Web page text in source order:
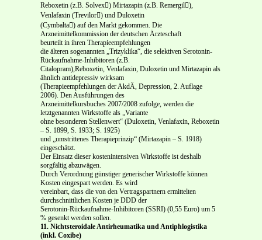
Reboxetin (z.B. Solvex) Mirtazapin (z.B. Remergil),
Venlafaxin (Trevilor) und Duloxetin
(Cymbalta) auf den Markt gekommen. Die
Arzneimittelkommission der deutschen Ärzteschaft
beurteilt in ihren Therapieempfehlungen
die älteren sogenannten „Trizyklika“, die selektiven Serotonin-
Rückaufnahme-Inhibitoren (z.B.
Citalopram),Reboxetin, Venlafaxin, Duloxetin und Mirtazapin als
ähnlich antidepressiv wirksam
(Therapieempfehlungen der AkdÄ, Depression, 2. Auflage
2006). Den Ausführungen des
Arzneimittelkursbuches 2007/2008 zufolge, werden die
letztgenannten Wirkstoffe als „Variante
ohne besonderen Stellenwert“ (Duloxetin, Venlafaxin, Reboxetin
– S. 1899, S. 1933; S. 1925)
und „umstrittenes Therapieprinzip“ (Mirtazapin – S. 1918)
eingeschätzt.
Der Einsatz dieser kostenintensiven Wirkstoffe ist deshalb
sorgfältig abzuwägen.
Durch Verordnung günstiger generischer Wirkstoffe können
Kosten eingespart werden. Es wird
vereinbart, dass die von den Vertragspartnern ermittelten
durchschnittlichen Kosten je DDD der
Serotonin-Rückaufnahme-Inhibitoren (SSRI) (0,55 Euro) um 5
% gesenkt werden sollen.
11. Nichtsteroidale Antirheumatika und Antiphlogistika
(inkl. Coxibe)